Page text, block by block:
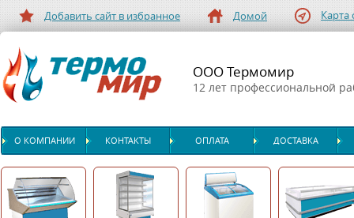
Добавить сайт в избранное Домой Карта
ООО Термомир
12 лет профессиональной
О КОМПАНИИ КОНТАКТЫ ОПЛАТА ДОСТАВКА